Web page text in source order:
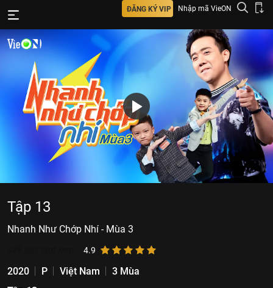
ĐĂNG KÝ VIP Nhập mã VieON
Tập 13
Nhanh Như Chớp Nhí - Mùa 3
4.9
2020 P Việt Nam
3 Mùa